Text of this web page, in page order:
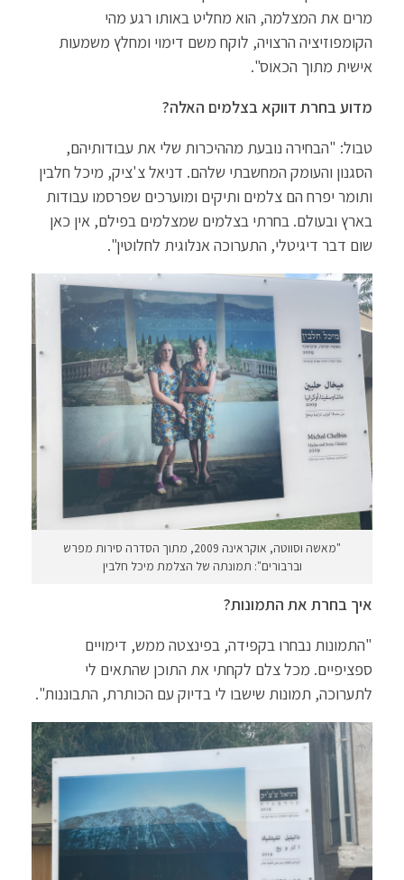
מרים את המצלמה, הוא מחליט באותו רגע מהי
הקומפוזיציה הרצויה, לוקח משם דימוי ומחלץ משמעות
אישית מתוך הכאוס".
מדוע בחרת דווקא בצלמים האלה?
טבול: "הבחירה נובעת מההיכרות שלי את עבודותיהם,
הסגנון והעומק המחשבתי שלהם. דניאל צ'ציק, מיכל חלבין
ותומר יפרח הם צלמים ותיקים ומוערכים שפרסמו עבודות
בארץ ובעולם. בחרתי בצלמים שמצלמים בפילם, אין כאן
שום דבר דיגיטלי, התערוכה אנלוגית לחלוטין".
"מאשה וסווטה, אוקראינה 2009, מתוך הסדרה סירות מפרש
וברבורים": תמונתה של הצלמת מיכל חלבין
איך בחרת את התמונות?
"התמונות נבחרו בקפידה, בפינצטה ממש, דימויים
ספציפיים. מכל צלם לקחתי את התוכן שהתאים לי
לתערוכה, תמונות שישבו לי בדיוק עם הכותרת, התבוננות".